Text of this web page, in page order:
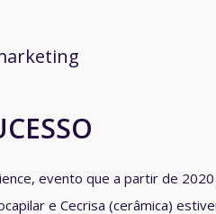
evento que a partir de
e Cecrisa (cerâmica)